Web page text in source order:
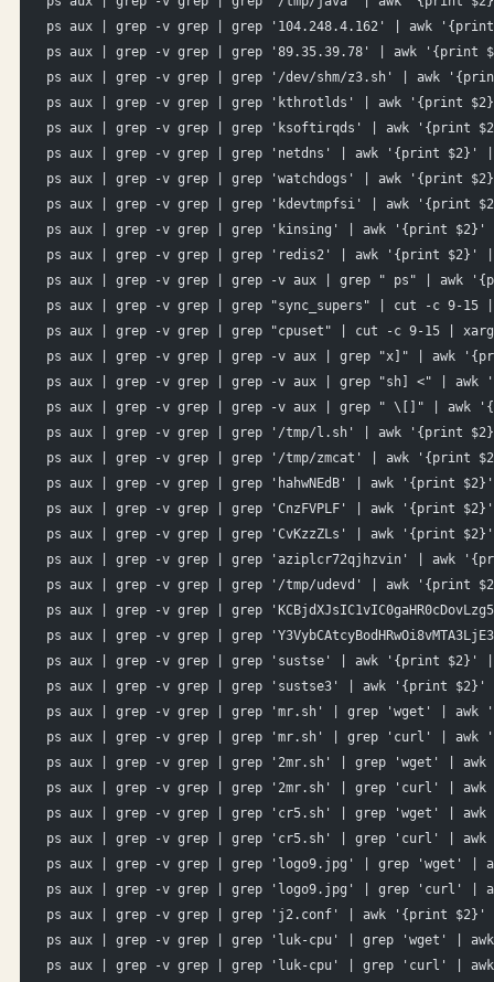
ps aux | grep -v grep | grep '104.248.4.162' | awk
ps aux | grep -v grep | grep '89.35.39.78' | awk '{print
ps aux | grep -v grep | grep '/dev/shm/z3.sh' | awk
ps aux | grep -v grep | grep 'kthrotlds' | awk '{print
ps aux | grep -v grep | grep 'ksoftirqds' | awk '{print
ps aux | grep -v grep | grep 'netdns' | awk '{print $2}'
ps aux | grep -v grep | grep 'watchdogs' | awk '{print
ps aux | grep -v grep | grep 'kdevtmpfsi' | awk '{print
ps aux | grep -v grep | grep 'kinsing' | awk '{print
ps aux | grep -v grep | grep 'redis2' | awk '{print $2}'
ps aux | grep -v grep | grep -v aux | grep " ps" | awk
ps aux | grep -v grep | grep "sync_supers" | cut -c 9-
ps aux | grep -v grep | grep "cpuset" | cut -c 9-15 |
ps aux | grep -v grep | grep -v aux | grep "x]" | awk
ps aux | grep -v grep | grep -v aux | grep "sh] <" |
ps aux | grep -v grep | grep -v aux | grep " \[]" | awk
ps aux | grep -v grep | grep '/tmp/l.sh' | awk '{print
ps aux | grep -v grep | grep '/tmp/zmcat' | awk '{print
ps aux | grep -v grep | grep 'hahwNEdB' | awk '{print
ps aux | grep -v grep | grep 'CnzFVPLF' | awk '{print
ps aux | grep -v grep | grep 'CvKzzZLs' | awk '{print
ps aux | grep -v grep | grep 'aziplcr72qjhzvin' | awk
ps aux | grep -v grep | grep '/tmp/udevd' | awk '{print
ps aux | grep -v grep | grep
ps aux | grep -v grep | grep
ps aux | grep -v grep | grep 'sustse' | awk '{print $2}'
ps aux | grep -v grep | grep 'sustse3' | awk '{print
ps aux | grep -v grep | grep 'mr.sh' | grep 'wget' |
ps aux | grep -v grep | grep 'mr.sh' | grep 'curl' |
ps aux | grep -v grep | grep '2mr.sh' | grep 'wget' |
ps aux | grep -v grep | grep '2mr.sh' | grep 'curl' |
ps aux | grep -v grep | grep 'cr5.sh' | grep 'wget' |
ps aux | grep -v grep | grep 'cr5.sh' | grep 'curl' |
ps aux | grep -v grep | grep 'logo9.jpg' | grep 'wget' |
ps aux | grep -v grep | grep 'logo9.jpg' | grep 'curl' |
ps aux | grep -v grep | grep 'j2.conf' | awk '{print
ps aux | grep -v grep | grep 'luk-cpu' | grep 'wget' |
ps aux | grep -v grep | grep 'luk-cpu' | grep 'curl' |